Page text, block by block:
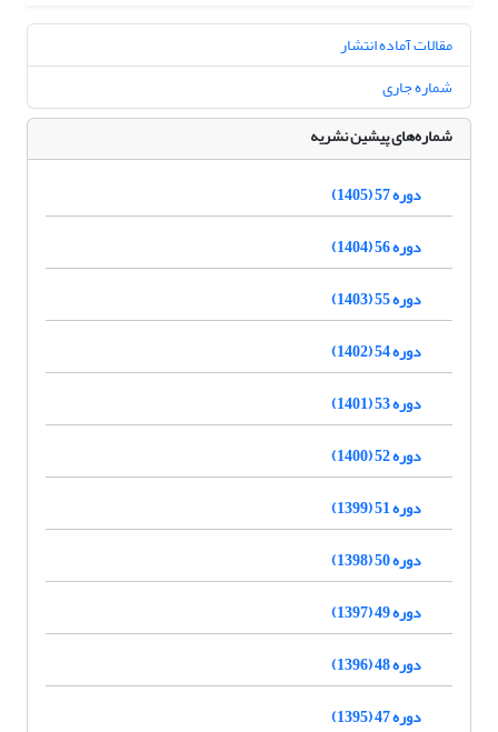
مقالات آماده انتشار
شماره جاری
شماره‌های پیشین نشریه
دوره 57 (1405)
دوره 56 (1404)
دوره 55 (1403)
دوره 54 (1402)
دوره 53 (1401)
دوره 52 (1400)
دوره 51 (1399)
دوره 50 (1398)
دوره 49 (1397)
دوره 48 (1396)
دوره 47 (1395)